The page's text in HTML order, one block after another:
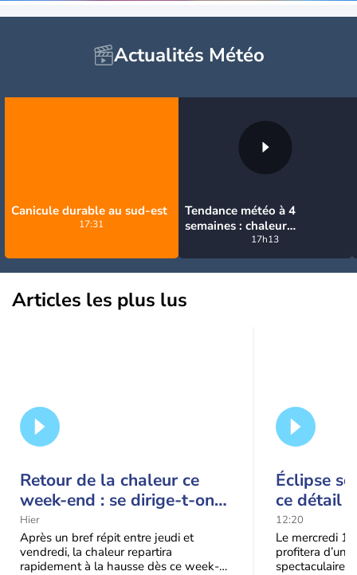
Actualités Météo
Canicule durable au sud-est
17:31
Tendance météo à 4
semaines : chaleur
prédominante jusqu'en
septembre
17h13
Articles les plus lus
Retour de la chaleur ce
week-end : se dirige-t-on
vers une cinquième vague
de chaleur en France ?
Hier
Après un bref répit entre jeudi et
vendredi, la chaleur repartira
rapidement à la hausse dès ce week-
Éclipse
ce détail
spectacle
12:20
Le mercredi
profitera
spectaculaire,